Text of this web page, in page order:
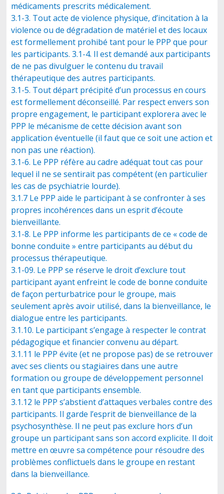
médicaments prescrits médicalement.
3.1-3. Tout acte de violence physique, d’incitation à la
violence ou de dégradation de matériel et des locaux
est formellement prohibé tant pour le PPP que pour
les participants. 3.1-4. Il est demandé aux participants
de ne pas divulguer le contenu du travail
thérapeutique des autres participants.
3.1-5. Tout départ précipité d’un processus en cours
est formellement déconseillé. Par respect envers son
propre engagement, le participant explorera avec le
PPP le mécanisme de cette décision avant son
application éventuelle (il faut que ce soit une action et
non pas une réaction).
3.1-6. Le PPP réfère au cadre adéquat tout cas pour
lequel il ne se sentirait pas compétent (en particulier
les cas de psychiatrie lourde).
3.1.7 Le PPP aide le participant à se confronter à ses
propres incohérences dans un esprit d’écoute
bienveillante.
3.1-8. Le PPP informe les participants de ce « code de
bonne conduite » entre participants au début du
processus thérapeutique.
3.1-09. Le PPP se réserve le droit d’exclure tout
participant ayant enfreint le code de bonne conduite
de façon perturbatrice pour le groupe, mais
seulement après avoir utilisé, dans la bienveillance, le
dialogue entre les participants.
3.1.10. Le participant s’engage à respecter le contrat
pédagogique et financier convenu au départ.
3.1.11 le PPP évite (et ne propose pas) de se retrouver
avec ses clients ou stagiaires dans une autre
formation ou groupe de développement personnel
en tant que participants ensemble.
3.1.12 le PPP s’abstient d’attaques verbales contre des
participants. Il garde l’esprit de bienveillance de la
psychosynthèse. Il ne peut pas exclure hors d’un
groupe un participant sans son accord explicite. Il doit
mettre en œuvre sa compétence pour résoudre des
problèmes conflictuels dans le groupe en restant
dans la bienveillance.